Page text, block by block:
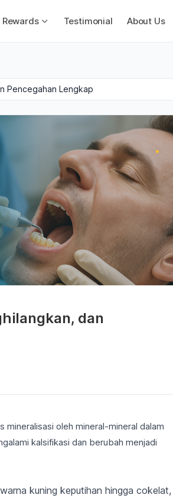
Rewards Testimonial About Us
Pencegahan Lengkap
dan
oleh mineral-mineral dalam
kalsifikasi dan berubah menjadi
kuning keputihan hingga cokelat,